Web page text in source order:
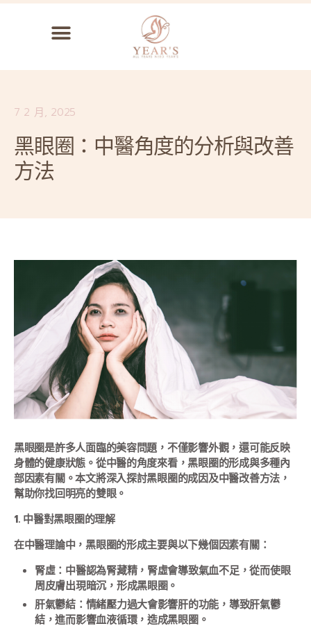
7 2 月, 2025
黑眼圈：中醫角度的分析與改善
方法
黑眼圈是許多人面臨的美容問題，不僅影響外觀，還可能反映
身體的健康狀態。從中醫的角度來看，黑眼圈的形成與多種內
部因素有關。本文將深入探討黑眼圈的成因及中醫改善方法，
幫助你找回明亮的雙眼。
1. 中醫對黑眼圈的理解
在中醫理論中，黑眼圈的形成主要與以下幾個因素有關：
腎虛：中醫認為腎藏精，腎虛會導致氣血不足，從而使眼
周皮膚出現暗沉，形成黑眼圈。
肝氣鬱結：情緒壓力過大會影響肝的功能，導致肝氣鬱
結，進而影響血液循環，造成黑眼圈。